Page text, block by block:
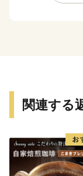
候に恵まれた
是非、伊東市
関連する